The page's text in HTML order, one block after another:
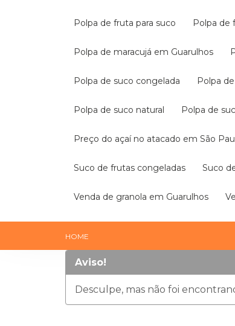
Polpa de fruta para suco Polpa
Polpa de maracujá em Guarulhos
Polpa de suco congelada Polpa
Polpa de suco natural Polpa de
Preço do açaí no atacado em São
Suco de frutas congeladas Suco
Venda de granola em Guarulhos
HOME
Aviso!
Desculpe, mas não foi